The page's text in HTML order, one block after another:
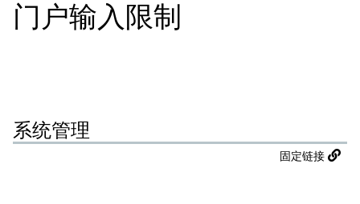
门户输入限制
系统管理
固定链接